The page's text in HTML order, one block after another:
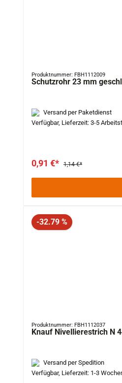
Produktnummer: FBH1112009
Schutzrohr 23 mm
Versand per Paketdienst
Verfügbar, Lieferzeit: 3-5
0,91 €* 1,14 €*
Rabatt
-32.79 %
Produktnummer: FBH1112037
Knauf Nivellierestrich N
Versand per Spedition
Verfügbar, Lieferzeit: 1-3